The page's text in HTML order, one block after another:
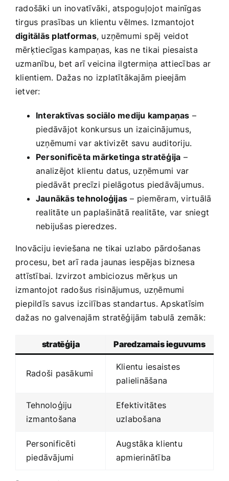
radošāki un inovatīvāki, atspoguļojot mainīgas
tirgus prasības un klientu vēlmes. Izmantojot
digitālās platformas, uzņēmumi spēj veidot ​
mērķtiecīgas kampaņas, kas ne tikai piesaista
uzmanību, bet arī veicina ilgtermiņa attiecības ar
klientiem. Dažas no izplatītākajām pieejām⁢
ietver:
Interaktīvas sociālo ​mediju​ kampaņas –
piedāvājot konkursus un izaicinājumus,
uzņēmumi var aktivizēt savu auditoriju.
Personificēta mārketinga stratēģija –
⁣analizējot klientu datus, uzņēmumi ‍var
piedāvāt precīzi pielāgotus piedāvājumus.
Jaunākās tehnoloģijas – ⁣piemēram, virtuālā
realitāte un paplašinātā realitāte,‌ var sniegt
nebijušas pieredzes.
Inovāciju ieviešana‌ ne tikai uzlabo pārdošanas
procesu, bet arī rada jaunas iespējas biznesa
attīstībai. Izvirzot⁣ ambiciozus mērķus un
izmantojot radošus risinājumus, uzņēmumi
piepildīs savus izcilības standartus. Apskatīsim
dažas⁢ no galvenajām stratēģijām tabulā zemāk:
stratēģija Paredzamais ieguvums
Radoši pasākumi
Klientu iesaistes
palielināšana
Tehnoloģiju
izmantošana
Efektivitātes
uzlabošana
Personificēti​
piedāvājumi
Augstāka klientu
apmierinātība